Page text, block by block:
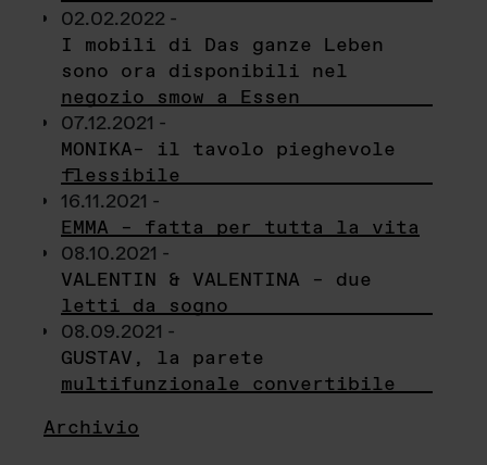
02.02.2022 -
I mobili di Das ganze Leben
sono ora disponibili nel
negozio smow a Essen
07.12.2021 -
MONIKA– il tavolo pieghevole
flessibile
16.11.2021 -
EMMA – fatta per tutta la vita
08.10.2021 -
VALENTIN & VALENTINA – due
letti da sogno
08.09.2021 -
GUSTAV, la parete
multifunzionale convertibile
Archivio